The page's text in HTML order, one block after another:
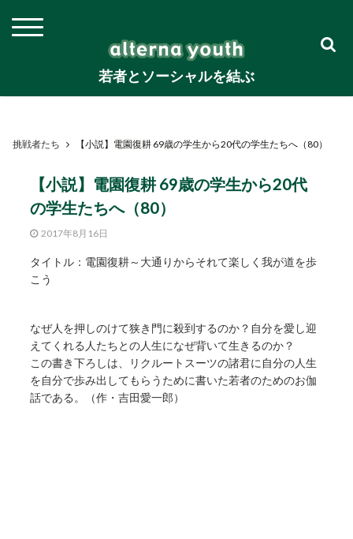
若者とソーシャルを結ぶ
挑戦者たち 【小説】電園復耕 69歳の学生から20代の学生たちへ（80）
【小説】電園復耕 69歳の学生から20代
の学生たちへ（80）
2017年8月16日
タイトル：電園復耕～大通りからそれて楽しく我が道を歩
こう
なぜ人を押しのけて狭き門に殺到するのか？自分を愛し迎
えてくれる人たちとの人生になぜ背いて生きるのか？
この書き下ろしは、リクルートスーツの諸君に自分の人生
を自分で歩み出してもらうために書いた若者のためのお伽
話である。（作・吉田愛一郎）